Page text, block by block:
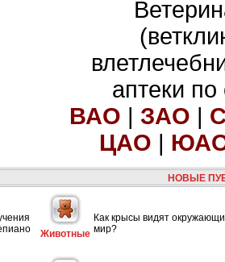
аптеки
ВАО | ЗАО |
ЦАО |
НОВЫЕ
Животные
Как крысы видят
мир?